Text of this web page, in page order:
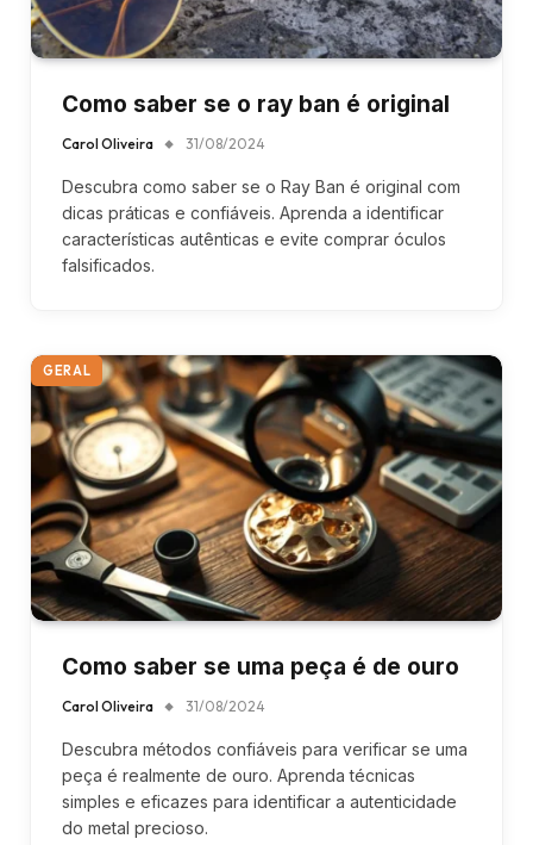
Como saber se o ray ban é original
Carol Oliveira 31/08/2024
Descubra como saber se o Ray Ban é original com
dicas práticas e confiáveis. Aprenda a identificar
características autênticas e evite comprar óculos
falsificados.
GERAL
Como saber se uma peça é de ouro
Carol Oliveira 31/08/2024
Descubra métodos confiáveis para verificar se uma
peça é realmente de ouro. Aprenda técnicas
simples e eficazes para identificar a autenticidade
do metal precioso.